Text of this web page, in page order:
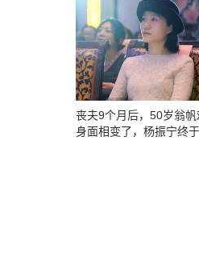
丧夫9个月后，50岁翁
身面相变了，杨振宁终于